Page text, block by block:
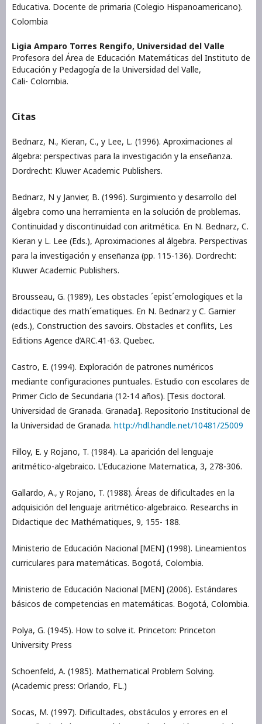
Educativa. Docente de primaria (Colegio Hispanoamericano).
Colombia
Ligia Amparo Torres Rengifo, Universidad del Valle
Profesora del Área de Educación Matemáticas del Instituto de
Educación y Pedagogía de la Universidad del Valle,
Cali- Colombia.
Citas
Bednarz, N., Kieran, C., y Lee, L. (1996). Aproximaciones al
álgebra: perspectivas para la investigación y la enseñanza.
Dordrecht: Kluwer Academic Publishers.
Bednarz, N y Janvier, B. (1996). Surgimiento y desarrollo del
álgebra como una herramienta en la solución de problemas.
Continuidad y discontinuidad con aritmética. En N. Bednarz, C.
Kieran y L. Lee (Eds.), Aproximaciones al álgebra. Perspectivas
para la investigación y enseñanza (pp. 115-136). Dordrecht:
Kluwer Academic Publishers.
Brousseau, G. (1989), Les obstacles ´epist´emologiques et la
didactique des math´ematiques. En N. Bednarz y C. Garnier
(eds.), Construction des savoirs. Obstacles et conflits, Les
Editions Agence d’ARC.41-63. Quebec.
Castro, E. (1994). Exploración de patrones numéricos
mediante configuraciones puntuales. Estudio con escolares de
Primer Ciclo de Secundaria (12-14 años). [Tesis doctoral.
Universidad de Granada. Granada]. Repositorio Institucional de
la Universidad de Granada. http://hdl.handle.net/10481/25009
Filloy, E. y Rojano, T. (1984). La aparición del lenguaje
aritmético-algebraico. L’Educazione Matematica, 3, 278-306.
Gallardo, A., y Rojano, T. (1988). Áreas de dificultades en la
adquisición del lenguaje aritmético-algebraico. Researchs in
Didactique dec Mathématiques, 9, 155- 188.
Ministerio de Educación Nacional [MEN] (1998). Lineamientos
curriculares para matemáticas. Bogotá, Colombia.
Ministerio de Educación Nacional [MEN] (2006). Estándares
básicos de competencias en matemáticas. Bogotá, Colombia.
Polya, G. (1945). How to solve it. Princeton: Princeton
University Press
Schoenfeld, A. (1985). Mathematical Problem Solving.
(Academic press: Orlando, FL.)
Socas, M. (1997). Dificultades, obstáculos y errores en el